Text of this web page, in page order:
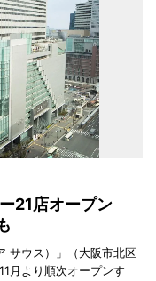
21店オープン
サウス）」（大阪市北区
月より順次オープンす